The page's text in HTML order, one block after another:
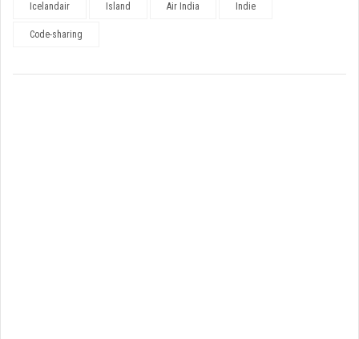
Icelandair Island Air India Indie
Code-sharing